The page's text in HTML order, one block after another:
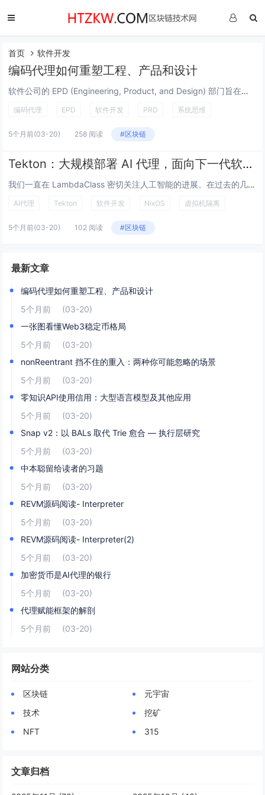
首页 软件开发
编码代理如何重塑工程、产品和设计
软件公司的 EPD (Engineering, Product, and Design) 部门旨在创建优质软件。尽管存在不同的角色，但最终目标是开发出能解决业务问题并可供用户使用的功能性软件。归根结底，这只是一堆代码。认识到 EPD 作...
编码代理 EPD 软件开发 PRD 系统思维
5个月前(03-20) 258 阅读 #区块链
Tekton：大规模部署 AI 代理，面向下一代软件开发
我们一直在 LambdaClass 密切关注人工智能的进展。在过去的几个月里，编码代理的质量飞跃令人印象深刻，这要求我们对软件开发方式进行根本性的重新思考。开发人员越来越倾向于使用像 Claude code、Codex 或 Kimi 这样的...
AI代理 Tekton 软件开发 NixOS 虚拟机隔离
5个月前(03-20) 102 阅读 #区块链
最新文章
编码代理如何重塑工程、产品和设计
5个月前
(03-20)
一张图看懂Web3稳定币格局
5个月前
(03-20)
nonReentrant 挡不住的重入：两种你可能忽略的场景
5个月前
(03-20)
零知识API使用信用：大型语言模型及其他应用
5个月前
(03-20)
Snap v2：以 BALs 取代 Trie 愈合 — 执行层研究
5个月前
(03-20)
中本聪留给读者的习题
5个月前
(03-20)
REVM源码阅读- Interpreter
5个月前
(03-20)
REVM源码阅读- Interpreter(2)
5个月前
(03-20)
加密货币是AI代理的银行
5个月前
(03-20)
代理赋能框架的解剖
5个月前
(03-20)
网站分类
区块链
元宇宙
技术
挖矿
NFT
315
文章归档